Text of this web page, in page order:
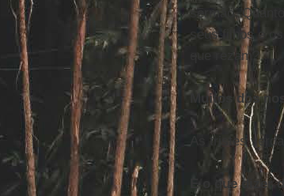
sermão.
seus filhos e
que rezam?
Muitos dos
As tristes
E o que dizer